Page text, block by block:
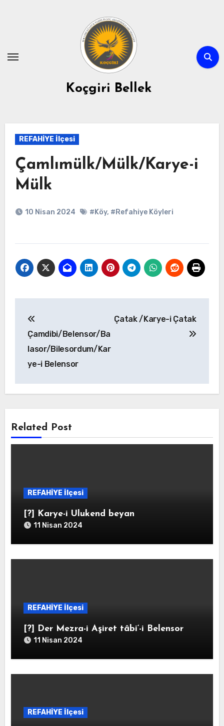
Koçgiri Bellek
REFAHİYE İlçesi
Çamlımülk/Mülk/Karye-i
Mülk
10 Nisan 2024 #Köy, #Refahiye Köyleri
gezinmesi
Çamdibi/Belensor/Ba
lasor/Bilesordum/Kar
ye-i Belensor
Çatak /Karye-i Çatak
Related Post
REFAHİYE İlçesi
[?] Karye-i Ulukend beyan
11 Nisan 2024
REFAHİYE İlçesi
[?] Der Mezra-i Aşiret tâbi‘-i Belensor
11 Nisan 2024
REFAHİYE İlçesi